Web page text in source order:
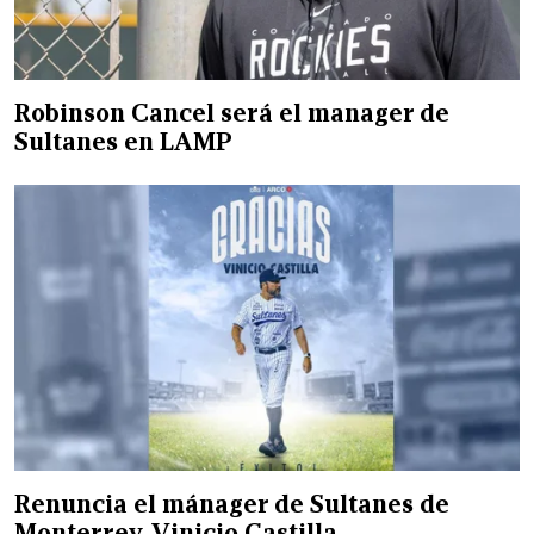
Robinson Cancel será el manager de
Sultanes en LAMP
Renuncia el mánager de Sultanes de